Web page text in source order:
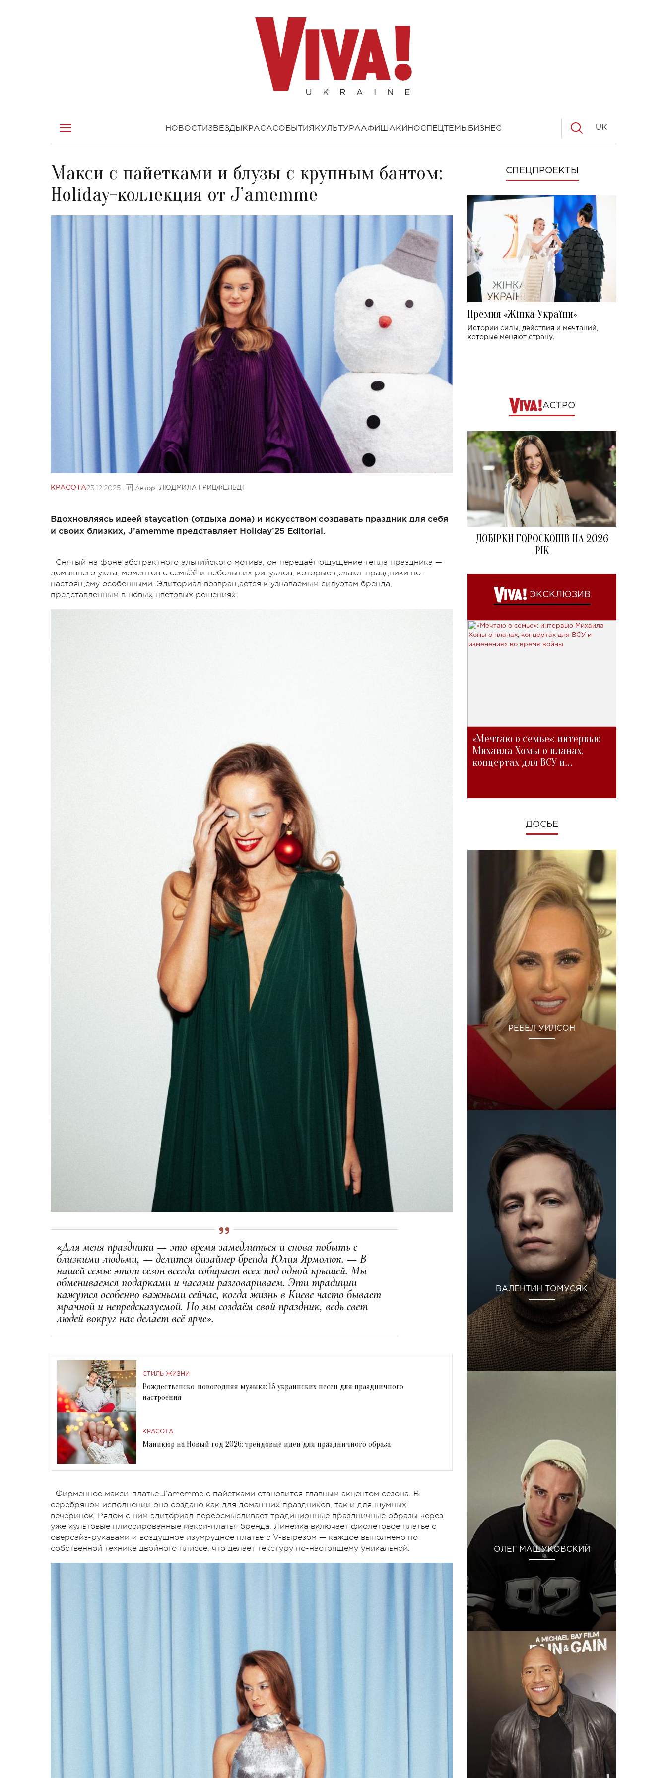
НОВОСТИ ЗВЕЗДЫ КРАСАСОБЫТИЯ КУЛЬТУРААФИША КИНОСПЕЦТЕМЫ БИЗНЕС UK
Макси с пайетками и блузы с крупным бантом:
Holiday-коллекция от J’amemme
КРАСОТА23.12.2025 Автор: ЛЮДМИЛА ГРИЦФЕЛЬДТ
Вдохновляясь идеей staycation (отдыха дома) и искусством создавать праздник для себя
и своих близких, J’amemme представляет Holiday’25 Editorial.
Снятый на фоне абстрактного альпийского мотива, он передаёт ощущение тепла праздника —
домашнего уюта, моментов с семьёй и небольших ритуалов, которые делают праздники по-
настоящему особенными. Эдиториал возвращается к узнаваемым силуэтам бренда,
представленным в новых цветовых решениях.
«Для меня праздники — это время замедлиться и снова побыть с
близкими людьми, — делится дизайнер бренда Юлия Ярмолюк. — В
нашей семье этот сезон всегда собирает всех под одной крышей. Мы
обмениваемся подарками и часами разговариваем. Эти традиции
кажутся особенно важными сейчас, когда жизнь в Киеве часто бывает
мрачной и непредсказуемой. Но мы создаём свой праздник, ведь свет
людей вокруг нас делает всё ярче».
СТИЛЬ ЖИЗНИ
Рождественско-новогодняя музыка: 15 украинских песен для праздничного
настроения
КРАСОТА
Маникюр на Новый год 2026: трендовые идеи для праздничного образа
Фирменное макси-платье J’amemme с пайетками становится главным акцентом сезона. В
серебряном исполнении оно создано как для домашних праздников, так и для шумных
вечеринок. Рядом с ним эдиториал переосмысливает традиционные праздничные образы через
уже культовые плиссированные макси-платья бренда. Линейка включает фиолетовое платье с
оверсайз-рукавами и воздушное изумрудное платье с V-вырезом — каждое выполнено по
собственной технике двойного плиссе, что делает текстуру по-настоящему уникальной.
СПЕЦПРОЕКТЫ
Премия «Жінка України»
Истории силы, действия и мечтаний,
которые меняют страну.
АСТРО
ДОБІРКИ ГОРОСКОПІВ НА 2026
РІК
ЭКСКЛЮЗИВ
«Мечтаю о семье»: интервью
Михаила Хомы о планах,
концертах для ВСУ и
ДОСЬЕ
РЕБЕЛ УИЛСОН
ВАЛЕНТИН ТОМУСЯК
ОЛЕГ МАШУКОВСКИЙ